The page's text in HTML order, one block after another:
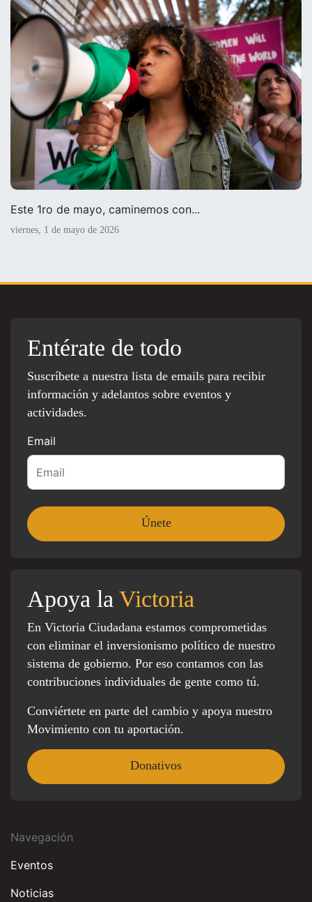
Este 1ro de mayo, caminemos con...
viernes, 1 de mayo de 2026
Entérate de todo
Suscríbete a nuestra lista de emails para recibir
información y adelantos sobre eventos y
actividades.
Email
Apoya la Victoria
En Victoria Ciudadana estamos comprometidas
con eliminar el inversionismo político de nuestro
sistema de gobierno. Por eso contamos con las
contribuciones individuales de gente como tú.
Conviértete en parte del cambio y apoya nuestro
Movimiento con tu aportación.
Donativos
Navegación
Eventos
Noticias